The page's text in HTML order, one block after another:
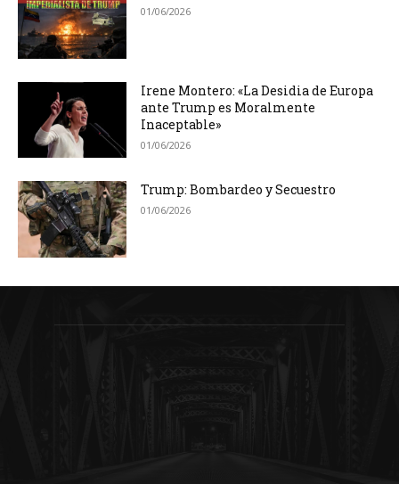
01/06/2026
Irene Montero: «La Desidia de Europa
ante Trump es Moralmente
Inaceptable»
01/06/2026
Trump: Bombardeo y Secuestro
01/06/2026